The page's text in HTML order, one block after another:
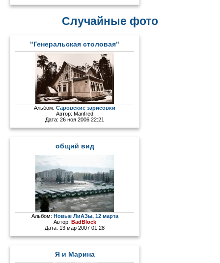
Случайные фото
"Генеральская столовая"
Альбом:Саровские зарисовки
Автор: Manfred
Дата: 26 ноя 2006 22:21
общий вид
Альбом: Новые ЛиАЗы, 12 марта
Автор: BadBlock
Дата: 13 мар 2007 01:28
Я и Марина